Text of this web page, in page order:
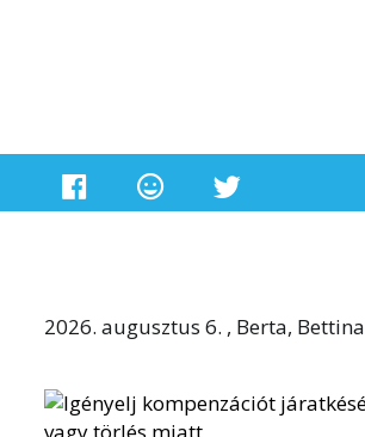
2026. augusztus 6. , Berta, Bettina